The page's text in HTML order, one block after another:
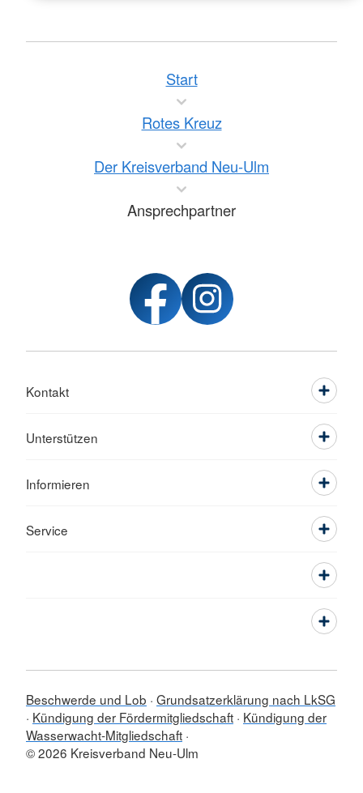
Start
Rotes Kreuz
Der Kreisverband Neu-Ulm
Ansprechpartner
Kontakt
Unterstützen
Informieren
Service
Beschwerde und Lob Grundsatzerklärung nach LkSG
Kündigung der Fördermitgliedschaft Kündigung der
Wasserwacht-Mitgliedschaft
© 2026 Kreisverband Neu-Ulm